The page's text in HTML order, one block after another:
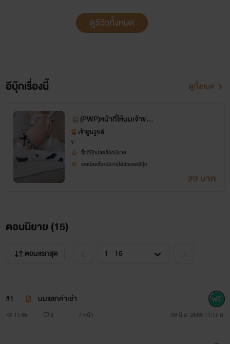
ดูรีวิวทั้งหมด
อีบุ๊กเรื่องนี้ ดูทั้งหมด
(PWP)หน้าที่ให้นมเจ้าของ
บ้าน
เจ้ามูนวูฟล์
Y
ซื้ออีบุ๊กปลดล็อกนิยาย
เคยปลดล็อกนิยายได้ส่วนลดอีบุ๊ก
29 บาท
ตอนนิยาย (15)
ตอนแรกสุด
#1 นมแลกค่าเช่า
11.6k 2 7 หน้า 08 มิ.ย. 2566 11:17 น.